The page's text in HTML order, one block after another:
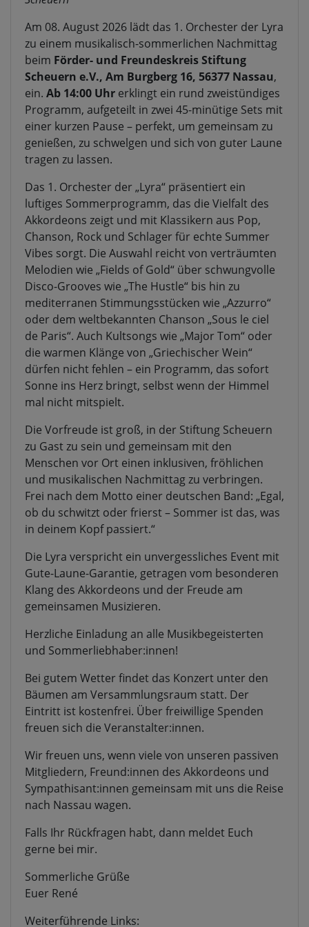
Am 08. August 2026 lädt das 1. Orchester der Lyra
zu einem musikalisch-sommerlichen Nachmittag
beim Förder- und Freundeskreis Stiftung
Scheuern e.V., Am Burgberg 16, 56377 Nassau,
ein. Ab 14:00 Uhr erklingt ein rund zweistündiges
Programm, aufgeteilt in zwei 45-minütige Sets mit
einer kurzen Pause – perfekt, um gemeinsam zu
genießen, zu schwelgen und sich von guter Laune
tragen zu lassen.
Das 1. Orchester der „Lyra“ präsentiert ein
luftiges Sommerprogramm, das die Vielfalt des
Akkordeons zeigt und mit Klassikern aus Pop,
Chanson, Rock und Schlager für echte Summer
Vibes sorgt. Die Auswahl reicht von verträumten
Melodien wie „Fields of Gold“ über schwungvolle
Disco-Grooves wie „The Hustle“ bis hin zu
mediterranen Stimmungsstücken wie „Azzurro“
oder dem weltbekannten Chanson „Sous le ciel
de Paris“. Auch Kultsongs wie „Major Tom“ oder
die warmen Klänge von „Griechischer Wein“
dürfen nicht fehlen – ein Programm, das sofort
Sonne ins Herz bringt, selbst wenn der Himmel
mal nicht mitspielt.
Die Vorfreude ist groß, in der Stiftung Scheuern
zu Gast zu sein und gemeinsam mit den
Menschen vor Ort einen inklusiven, fröhlichen
und musikalischen Nachmittag zu verbringen.
Frei nach dem Motto einer deutschen Band: „Egal,
ob du schwitzt oder frierst – Sommer ist das, was
in deinem Kopf passiert.“
Die Lyra verspricht ein unvergessliches Event mit
Gute-Laune-Garantie, getragen vom besonderen
Klang des Akkordeons und der Freude am
gemeinsamen Musizieren.
Herzliche Einladung an alle Musikbegeisterten
und Sommerliebhaber:innen!
Bei gutem Wetter findet das Konzert unter den
Bäumen am Versammlungsraum statt. Der
Eintritt ist kostenfrei. Über freiwillige Spenden
freuen sich die Veranstalter:innen.
Wir freuen uns, wenn viele von unseren passiven
Mitgliedern, Freund:innen des Akkordeons und
Sympathisant:innen gemeinsam mit uns die Reise
nach Nassau wagen.
Falls Ihr Rückfragen habt, dann meldet Euch
gerne bei mir.
Sommerliche Grüße
Euer René
Weiterführende Links: